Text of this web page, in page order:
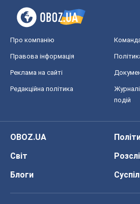
Про компанію
Правова інформація
Реклама на сайті
Редакційна політика
подій
OBOZ.UA
Світ
Блоги